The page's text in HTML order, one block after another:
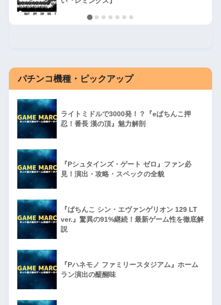
パチンコ機種・ピックアップ
ライトミドルで3000発！？『eぱちんこ押
忍！番長 漢の頂』魅力解剖
『Pシュタインズ・ゲート ゼロ』ファン必
見！演出・攻略・スペックの全貌
『ぱちんこ シン・エヴァンゲリオン 129 LT
ver.』驚異の91%継続！最新ゲーム性を徹底解
説
『Pハネモノ ファミリースタジアム』ホーム
ラン演出の醍醐味